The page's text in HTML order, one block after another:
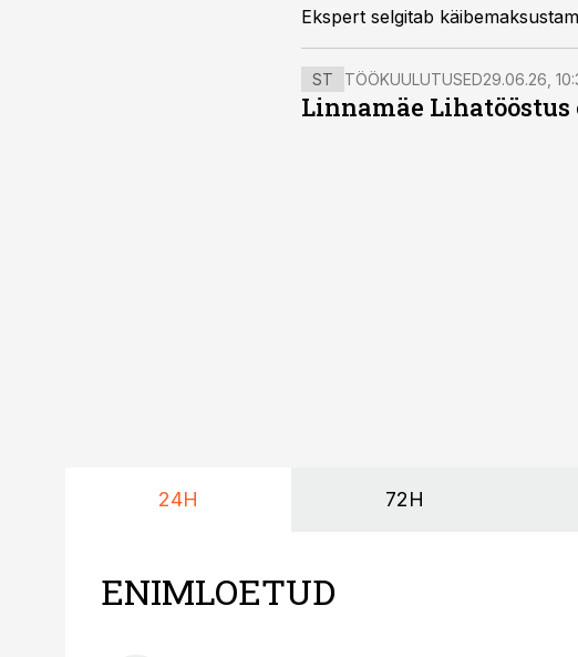
Ekspert selgitab
ST TÖÖKUULUTUSED29.06.26,
Linnamäe
24H 72H
ENIMLOETUD